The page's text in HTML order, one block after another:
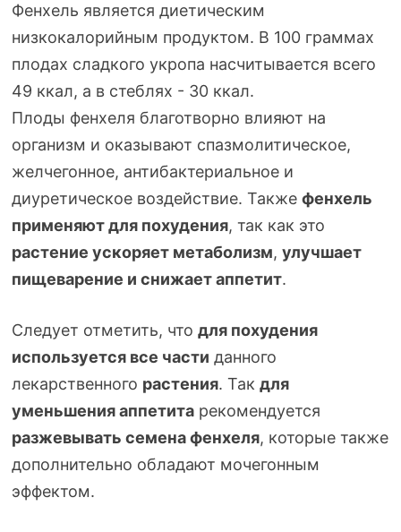
Фенхель является диетическим
низкокалорийным продуктом. В 100 граммах
плодах сладкого укропа насчитывается всего
49 ккал, а в стеблях - 30 ккал.
Плоды фенхеля благотворно влияют на
организм и оказывают спазмолитическое,
желчегонное, антибактериальное и
диуретическое воздействие. Также фенхель
применяют для похудения, так как это
растение ускоряет метаболизм, улучшает
пищеварение и снижает аппетит.
Следует отметить, что для похудения
используется все части данного
лекарственного растения. Так для
уменьшения аппетитарекомендуется
разжевывать семена фенхеля, которые также
дополнительно обладают мочегонным
эффектом.